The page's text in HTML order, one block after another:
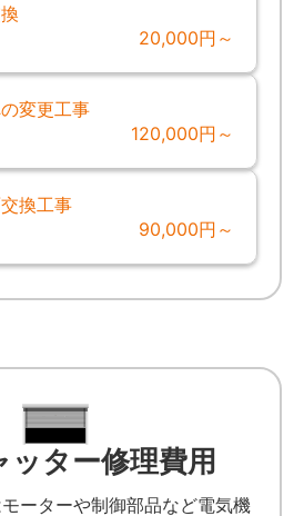
20,000円～
変更工事
120,000円～
換工事
90,000円～
ッター修理費用
ーターや制御部品など電気機